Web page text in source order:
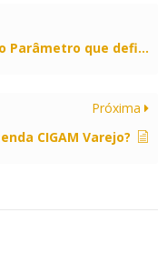
enviado para base centralizada por meio da API?
Próxima
CIGAM Varejo?